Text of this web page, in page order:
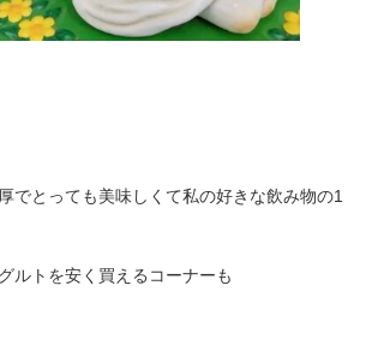
でとっても美味しくて私の好きな飲み物の1
ルトを安く買えるコーナーも